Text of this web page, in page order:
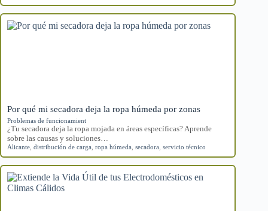
Por qué mi secadora deja la ropa húmeda por zonas
Problemas de funcionamient
¿Tu secadora deja la ropa mojada en áreas específicas? Aprende
sobre las causas y soluciones…
Alicante distribución de carga ropa húmeda secadora servicio técnico